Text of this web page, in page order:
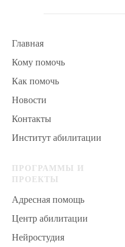
Главная
Кому помочь
Как помочь
Новости
Контакты
Институт абилитации
ПРОГРАММЫ И
ПРОЕКТЫ
Адресная помощь
Центр абилитации
Нейростудия